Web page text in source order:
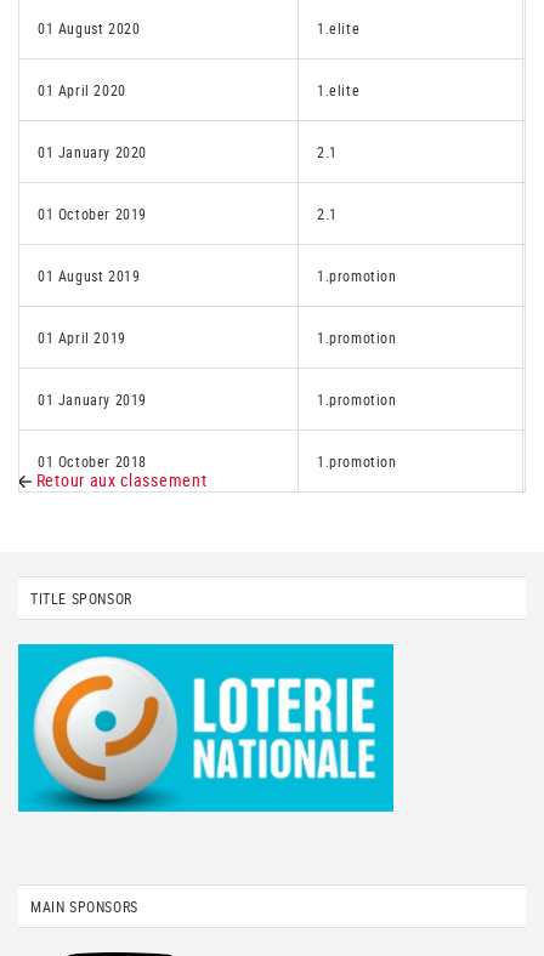
01 August 2020 1.elite
01 April 2020 1.elite
01 January 2020 2.1
01 October 2019 2.1
01 August 2019 1.promotion
01 April 2019 1.promotion
01 January 2019 1.promotion
01 October 2018 1.promotion
Retour aux classement
TITLE SPONSOR
MAIN SPONSORS